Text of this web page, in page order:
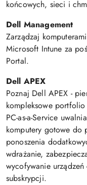
końcowych, sieci i
Dell Management
Zarządzaj
Microsoft Intune za
Portal.
Dell APEX
Poznaj Dell APEX -
kompleksowe
PC-as-a-Service
komputery gotowe do
ponoszenia
wdrażanie,
wycofywanie
subskrypcji.